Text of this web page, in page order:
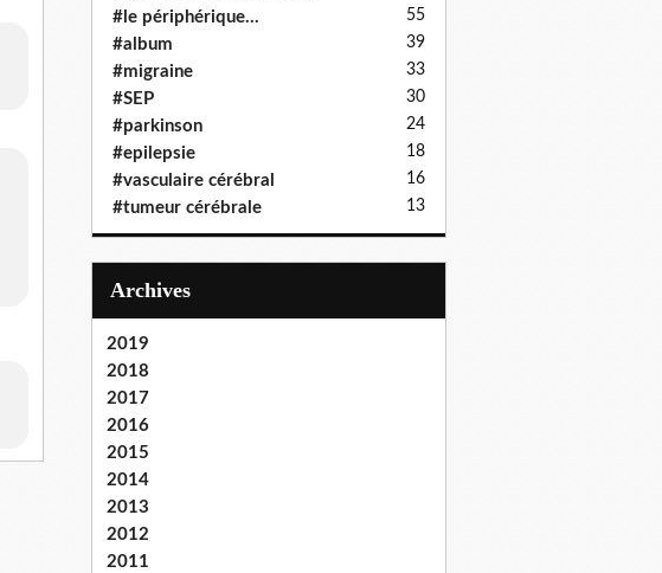
#le périphérique... 55
#album 39
#migraine 33
#SEP 30
#parkinson 24
#epilepsie 18
#vasculaire cérébral 16
#tumeur cérébrale 13
Archives
2019
2018
2017
2016
2015
2014
2013
2012
2011